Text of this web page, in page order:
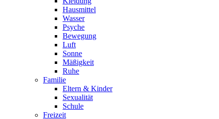
Hausmittel
Wasser
Psyche
Bewegung
Luft
Sonne
Mäßigkeit
Ruhe
Familie
Eltern & Kinder
Sexualität
Schule
Freizeit